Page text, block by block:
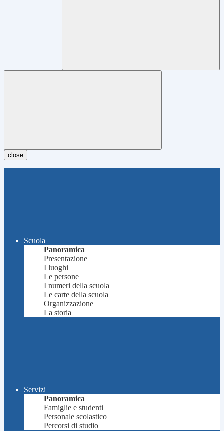
close
Scuola
Panoramica
Presentazione
I luoghi
Le persone
I numeri della scuola
Le carte della scuola
Organizzazione
La storia
Servizi
Panoramica
Famiglie e studenti
Personale scolastico
Percorsi di studio